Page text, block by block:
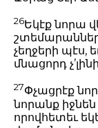
26Եկէք նորա
չեղջերի պէս,
մնացորդ
27Փչացրէք
նորանք
որովհետեւ